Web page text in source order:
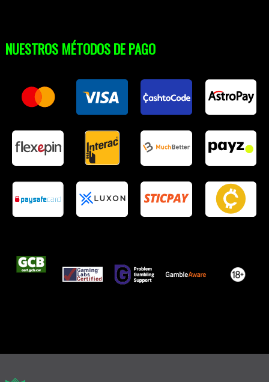
NUESTROS MÉTODOS DE PAGO